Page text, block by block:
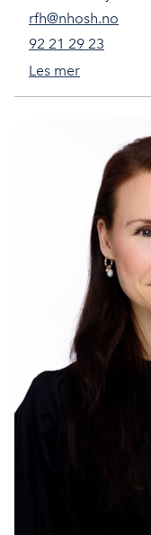
rfh@nhosh.no
92 21 29 23
Les mer